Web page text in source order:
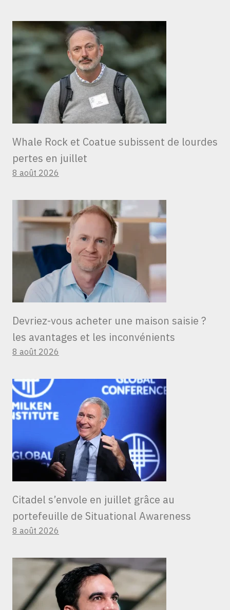
Whale Rock et Coatue subissent de lourdes
pertes en juillet
8 août 2026
Devriez-vous acheter une maison saisie ?
les avantages et les inconvénients
8 août 2026
Citadel s’envole en juillet grâce au
portefeuille de Situational Awareness
8 août 2026